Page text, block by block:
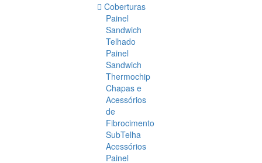
Coberturas
Painel
Sandwich
Telhado
Painel
Sandwich
Thermochip
Chapas e
Acessórios
de
Fibrocimento
SubTelha
Acessórios
Painel